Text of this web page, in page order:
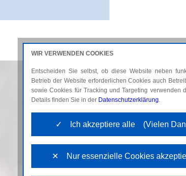
AKTUELLES
WIR VERWENDEN COOKIES
Entscheiden Sie selbst, ob diese Website neben
Betrieb der Website erforderlichen Cookies auch
sowie Cookies für Tracking und Targeting verwenden
Details finden Sie in der Datenschutzerklärung.
✓ Ich akzeptiere alle (Vielen
✕ Nur essenzielle Cookies